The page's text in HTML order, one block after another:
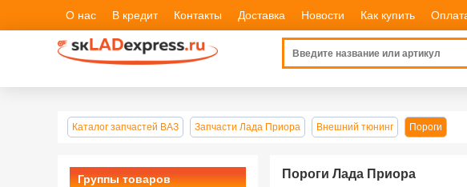
О нас В кредит Контакты Доставка Новости Как купить
Каталог запчастей ВАЗ Запчасти Лада Приора Внешний тюнинг Пороги
Группы товаров Пороги Лада Приора